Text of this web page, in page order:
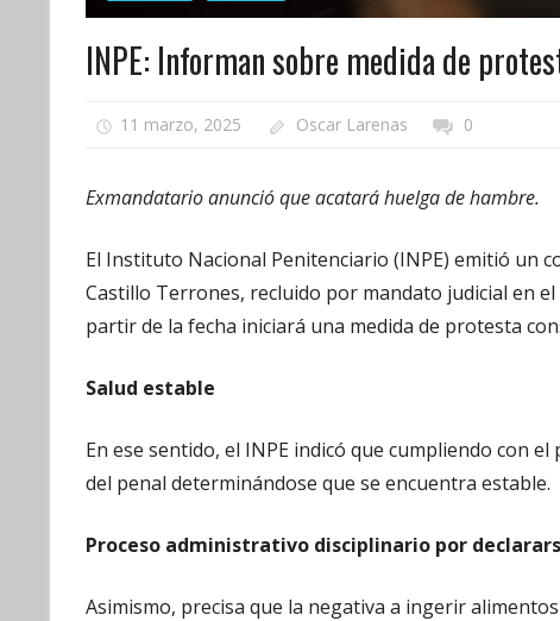
INPE: Informan sobre medida de
11 marzo, 2025 Oscar Larenas 0
Exmandatario anunció que acatará huelga de hambre.
El Instituto Nacional Penitenciario (INPE) emitió un
Castillo Terrones, recluido por mandato judicial en
partir de la fecha iniciará una medida de protesta
Salud estable
En ese sentido, el INPE indicó que cumpliendo con
del penal determinándose que se encuentra estable.
Proceso administrativo disciplinario por
Asimismo, precisa que la negativa a ingerir